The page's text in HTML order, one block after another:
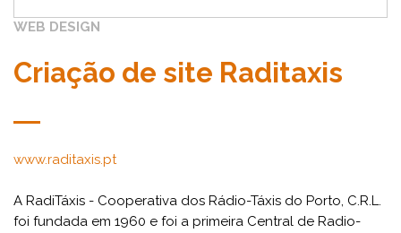
WEB DESIGN
Criação de site Raditaxis
www.raditaxis.pt
A RadiTáxis - Cooperativa dos Rádio-Táxis do Porto, C.R.L.
foi fundada em 1960 e foi a primeira Central de Radio-